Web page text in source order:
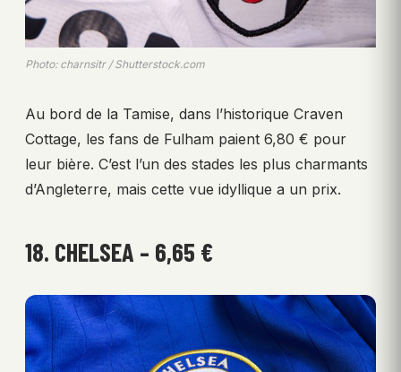
Photo: charnsitr / Shutterstock.com
Au bord de la Tamise, dans l’historique Craven
Cottage, les fans de Fulham paient 6,80 € pour
leur bière. C’est l’un des stades les plus charmants
d’Angleterre, mais cette vue idyllique a un prix.
18. CHELSEA – 6,65 €